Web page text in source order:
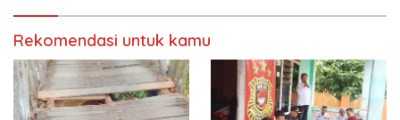
Rekomendasi untuk kamu